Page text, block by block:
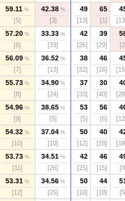
59.11 %
[5]
42.38%
[3]
49
[13]
65
[1]
57.20%
[6]
33.33%
[33]
42
[26]
39
[29]
56.09%
[7]
36.52%
[13]
38
[32]
46
[16]
55.73%
[8]
34.90%
[24]
37
[33]
30
[40]
54.96%
[9]
38.65%
[5]
53
[5]
56
[6]
54.32%
[10]
37.04%
[10]
50
[12]
40
[28]
53.73%
[11]
34.51%
[26]
42
[25]
46
[15]
53.31%
[12]
34.56%
[25]
50
[10]
44
[18]